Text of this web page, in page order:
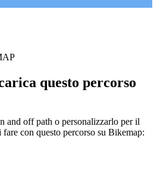
questo percorso
and off path o personalizzarlo per il
con questo percorso su Bikemap: